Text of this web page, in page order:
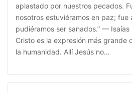
aplastado por nuestros pecados.
nosotros estuviéramos en paz;
pudiéramos ser sanados.” —
Cristo es la expresión más grande
la humanidad. Allí Jesús no…